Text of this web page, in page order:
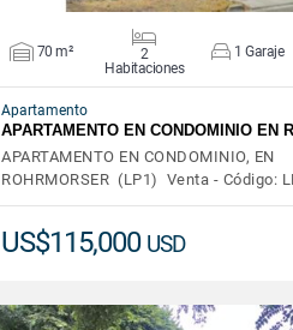
70 m²
2
Habitaciones
1 Garaje
Apartamento
APARTAMENTO EN CONDOMINIO EN
APARTAMENTO EN CONDOMINIO, EN
ROHRMORSER (LP1) Venta - Código:
US$115,000 USD